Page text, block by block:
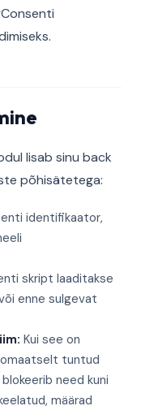
lisab sinu back
põhisätetega:
identifikaator,
skript laaditakse
enne sulgevat
Kui see on
tuntud
need kuni
määrad